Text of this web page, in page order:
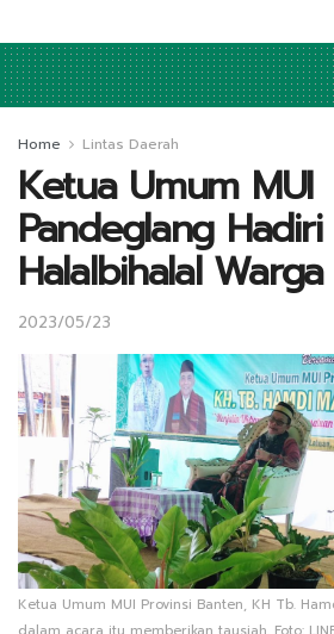
Home Lintas Daerah
Ketua Umum MUI
Pandeglang Hadiri
Halalbihalal Warga
2023/05/23
Ketua Umum MUI Provinsi Banten, KH Tb.